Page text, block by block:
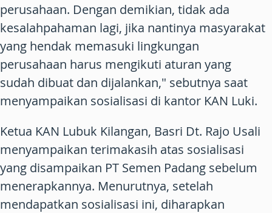
perusahaan. Dengan demikian, tidak ada
kesalahpahaman lagi, jika nantinya masyarakat
yang hendak memasuki lingkungan
perusahaan harus mengikuti aturan yang
sudah dibuat dan dijalankan," sebutnya saat
menyampaikan sosialisasi di kantor KAN Luki.
Ketua KAN Lubuk Kilangan, Basri Dt. Rajo Usali
menyampaikan terimakasih atas sosialisasi
yang disampaikan PT Semen Padang sebelum
menerapkannya. Menurutnya, setelah
mendapatkan sosialisasi ini, diharapkan